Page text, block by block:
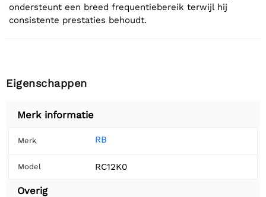
ondersteunt een breed frequentiebereik terwijl hij
consistente prestaties behoudt.
Eigenschappen
Merk informatie
Merk RB
Model RC12K0
Overig